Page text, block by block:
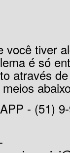
você tiver
é só
através
meios
- (51)